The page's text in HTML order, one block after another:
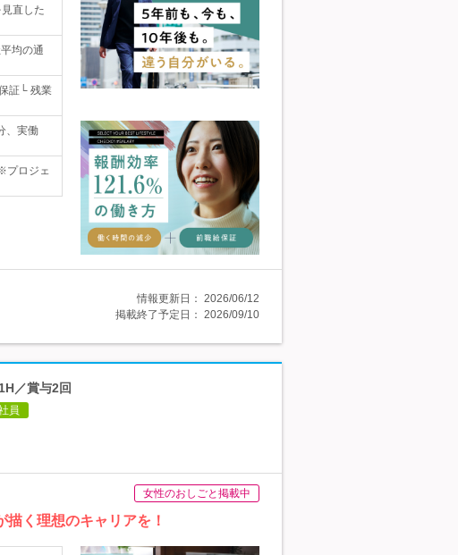
直した
均の通
証└ 残業
、実働
プロジェ
情報更新日： 2026/06/12
掲載終了予定日： 2026/09/10
／賞与2回
員
女性のおしごと掲載中
く理想のキャリアを！